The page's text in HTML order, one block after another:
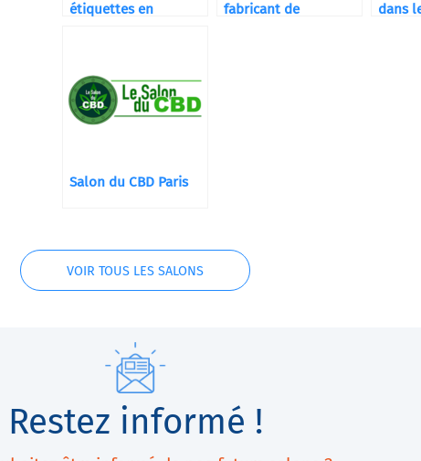
étiquettes en
fabricant de
dans
Salon du CBD Paris
VOIR TOUS LES SALONS
Restez informé !